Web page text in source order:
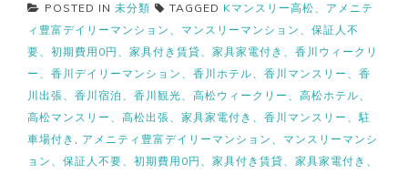
POSTED IN 未分類 TAGGED Kマンスリー高松、アメニテ
ィ豊富デイリーマンション、マンスリーマンション、保証人不
要、初期費用0円、家具付き賃貸、家具家電付き、香川ウィークリ
ー、香川デイリーマンション、香川ホテル、香川マンスリー、香
川出張、香川宿泊、香川観光、高松ウィークリー、高松ホテル、
高松マンスリー、高松出張、家具家電付き、香川マンスリー、駐
車場付き , アメニティ豊富デイリーマンション、マンスリーマンシ
ョン、保証人不要、初期費用0円、家具付き賃貸、家具家電付き、